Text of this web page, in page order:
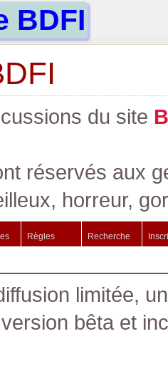
BDFI
du site B
réservés aux
horreur,
Règles Recherche
limitée,
bêta et